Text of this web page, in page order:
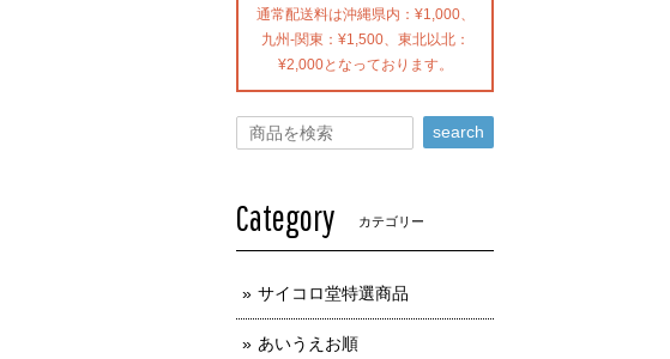
通常配送料は沖縄県内：¥1,000、
九州-関東：¥1,500、東北以北：
¥2,000となっております。
search
Category カテゴリー
サイコロ堂特選商品
あいうえお順